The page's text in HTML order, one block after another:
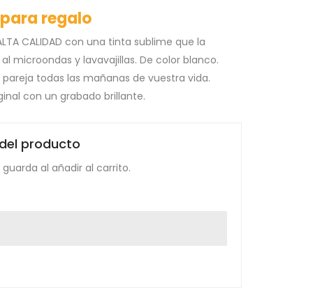
regalo
ALTA CALIDAD con una tinta sublime que la
al microondas y lavavajillas. De color blanco.
todas las mañanas de vuestra vida.
con un grabado brillante.
producto
al añadir al carrito.